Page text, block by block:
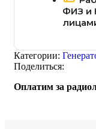
ФИЗ и
Категории:
Поделиться:
Оплатим за